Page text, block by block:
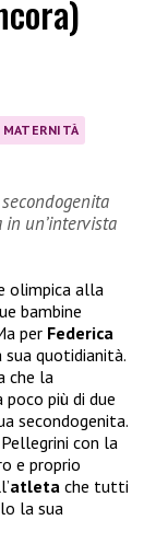
MATERNITÀ
un’intervista
olimpica alla
bambine
per Federica
sua quotidianità.
che la
poco più di due
secondogenita.
con la
e proprio
atleta che tutti
la sua